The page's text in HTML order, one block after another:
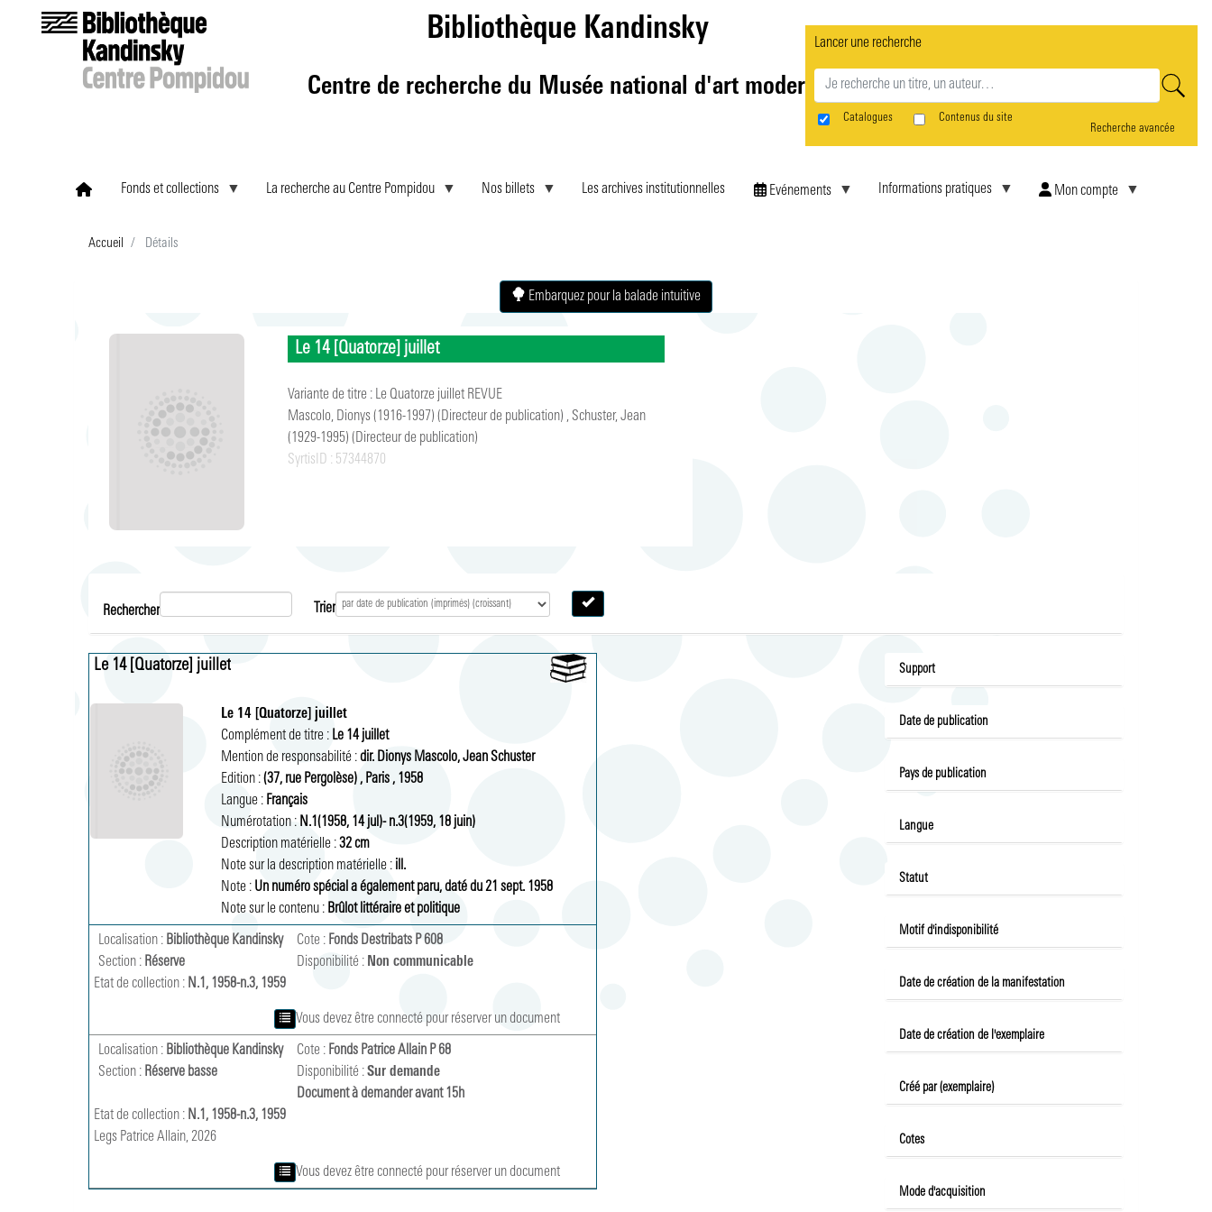
au
principal
Bibliothèque Kandinsky
Centre de recherche du Musée national d'art moderne
Lancer une recherche
Catalogues
Contenus du site
Recherche avancée
Fonds et collections La recherche au Centre Pompidou Nos billets Les archives institutionnelles Evénements Informations pratiques Mon compte
Accueil Détails
Embarquez pour la balade intuitive
Le 14 [Quatorze] juillet
Variante de titre : Le Quatorze juillet REVUE
Mascolo, Dionys (1916-1997)(Directeur de publication) , Schuster, Jean
(1929-1995)(Directeur de publication)
SyrtisID : 57344870
Rechercher Trier
Le 14 [Quatorze] juillet
Le 14 [Quatorze] juillet
Complément de titre : Le 14 juillet
Mention de responsabilité : dir. Dionys Mascolo, Jean Schuster
Edition : (37, rue Pergolèse) , Paris , 1958
Langue : Français
Numérotation : N.1(1958, 14 jul)- n.3(1959, 18 juin)
Description matérielle : 32 cm
Note sur la description matérielle : ill.
Note : Un numéro spécial a également paru, daté du 21 sept. 1958
Note sur le contenu : Brûlot littéraire et politique
Localisation : Bibliothèque Kandinsky
Section : Réserve
Cote : Fonds Destribats P 608
Disponibilité : Non communicable
Etat de collection : N.1, 1958-n.3, 1959
Vous devez être connecté pour réserver un document
Localisation : Bibliothèque Kandinsky
Section : Réserve basse
Cote : Fonds Patrice Allain P 68
Disponibilité : Sur demande
Document à demander avant 15h
Etat de collection : N.1, 1958-n.3, 1959
Legs Patrice Allain, 2026
Vous devez être connecté pour réserver un document
Support
Date de publication
Pays de publication
Langue
Statut
Motif d'indisponibilité
Date de création de la manifestation
Date de création de l'exemplaire
Créé par (exemplaire)
Cotes
Mode d'acquisition